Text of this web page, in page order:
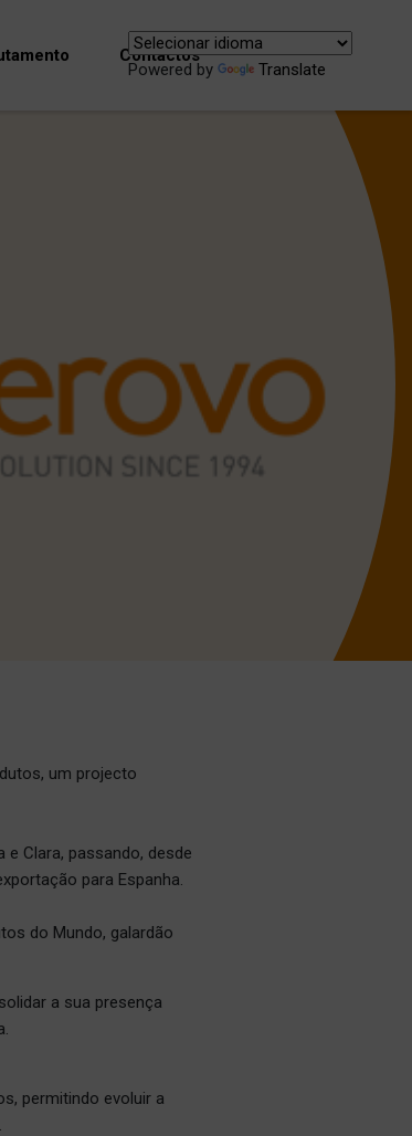
Contactos
Powered by Translate
um projecto
e Clara, passando, desde
para Espanha.
do Mundo, galardão
a sua presença
permitindo evoluir a